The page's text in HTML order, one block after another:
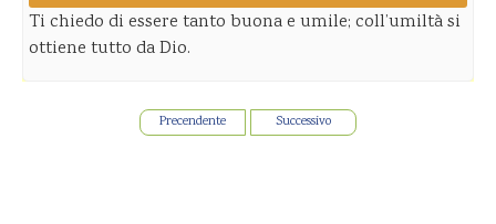
Ti chiedo di essere tanto buona e umile; coll’umiltà si
ottiene tutto da Dio.
Precendente Successivo